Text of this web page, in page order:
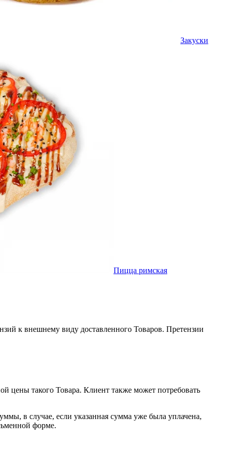
Закуски
Пицца римская
к внешнему виду доставленного Товаров. Претензии
цены такого Товара. Клиент также может потребовать
в случае, если указанная сумма уже была уплачена,
форме.